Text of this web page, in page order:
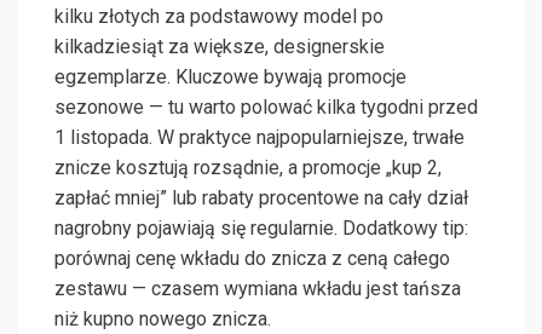
kilku złotych za podstawowy model po
kilkadziesiąt za większe, designerskie
egzemplarze. Kluczowe bywają promocje
sezonowe — tu warto polować kilka tygodni przed
1 listopada. W praktyce najpopularniejsze, trwałe
znicze kosztują rozsądnie, a promocje „kup 2,
zapłać mniej” lub rabaty procentowe na cały dział
nagrobny pojawiają się regularnie. Dodatkowy tip:
porównaj cenę wkładu do znicza z ceną całego
zestawu — czasem wymiana wkładu jest tańsza
niż kupno nowego znicza.